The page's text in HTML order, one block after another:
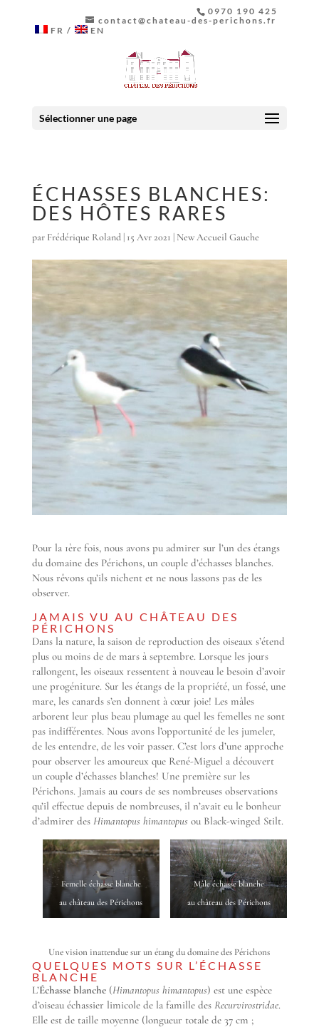
0970 190 425
contact@chateau-des-perichons.fr
FR
EN
Sélectionner une page
ÉCHASSES BLANCHES:
DES HÔTES RARES
par Frédérique Roland| 15 Avr 2021 | New Accueil Gauche
Pour la 1ère fois, nous avons pu admirer sur l’un des étangs
du domaine des Périchons, un couple d’échasses blanches.
Nous rêvons qu’ils nichent et ne nous lassons pas de les
observer.
JAMAIS VU AU CHÂTEAU DES
PÉRICHONS
Dans la nature, la saison de reproduction des oiseaux s’étend
plus ou moins de de mars à septembre. Lorsque les jours
rallongent, les oiseaux ressentent à nouveau le besoin d’avoir
une progéniture. Sur les étangs de la propriété, un fossé, une
mare, les canards s’en donnent à cœur joie! Les mâles
arborent leur plus beau plumage au quel les femelles ne sont
pas indifférentes. Nous avons l’opportunité de les jumeler,
de les entendre, de les voir passer. C’est lors d’une approche
pour observer les amoureux que René-Miguel a découvert
un couple d’échasses blanches! Une première sur les
Périchons. Jamais au cours de ses nombreuses observations
qu’il effectue depuis de nombreuses, il n’avait eu le bonheur
d’admirer des Himantopus himantopus ou Black-winged Stilt.
Femelle échasse blanche
au château des Périchons
Mâle échasse blanche
au château des Périchons
Une vision inattendue sur un étang du domaine des Périchons
QUELQUES MOTS SUR L’ÉCHASSE
BLANCHE
L’Échasse blanche(Himantopus himantopus) est une espèce
d’oiseau échassier limicole de la famille des Recurvirostridae.
Elle est de taille moyenne (longueur totale de 37 cm ;